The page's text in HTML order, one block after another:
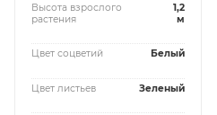
Высота взрослого
растения
1,2
м
Цвет соцветий Белый
Цвет листьев Зеленый